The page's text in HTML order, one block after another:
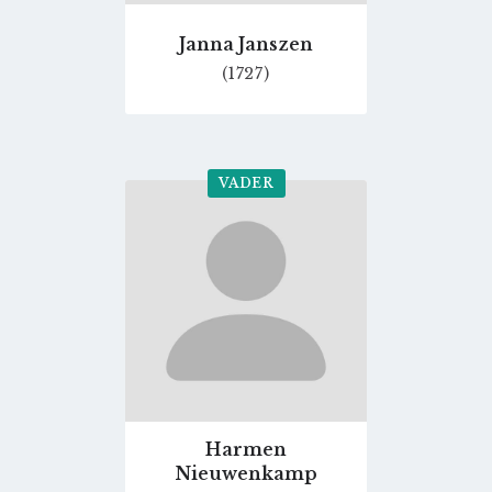
Janna Janszen
(1727)
VADER
Go
profile
page
Harmen
Nieuwenkamp